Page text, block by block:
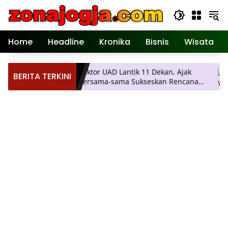
Home Headline Kronika Bisnis Wisata
BERITA TERKINI
Mulai
Rektor UAD Lantik 11 Dekan, Ajak
Bersama-sama Sukseskan Rencana
Strategis Universitas